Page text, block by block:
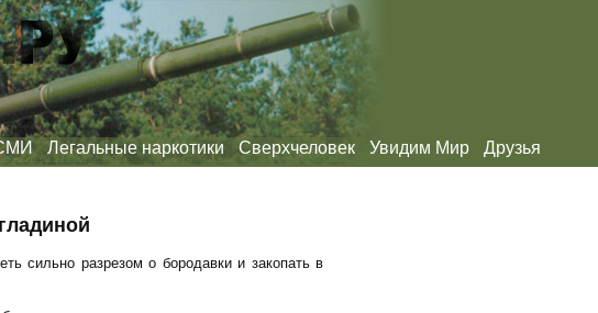
Легальные наркотики Сверхчеловек Увидим Мир Друзья
сильно разрезом о бородавки и закопать в